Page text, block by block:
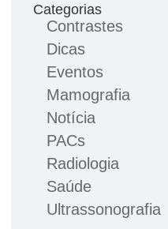
Categorias
Contrastes
Dicas
Eventos
Mamografia
Notícia
PACs
Radiologia
Saúde
Ultrassonografia